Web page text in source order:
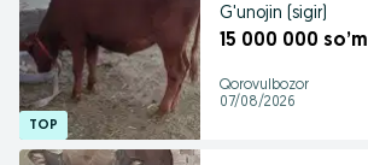
G'unojin (sigir)
15 000 000 so’m
Qorovulbozor
07/08/2026